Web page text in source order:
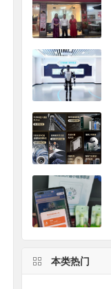
本类热门